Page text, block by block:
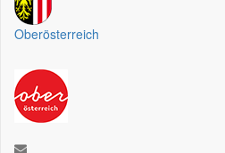
Oberösterreich